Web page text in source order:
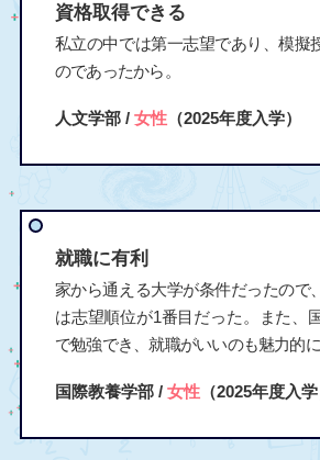
資格取得できる
私立の中では第一志望であり、模擬
のであったから。
人文学部 / 女性（2025年度入学）
就職に有利
家から通える大学が条件だったので
は志望順位が1番目だった。また、
で勉強でき、就職がいいのも魅力的に
国際教養学部 / 女性（2025年度入学